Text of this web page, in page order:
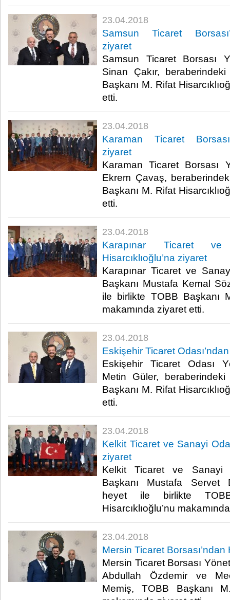
23.04.2018
Samsun Ticaret
ziyaret
Samsun Ticaret Borsası
Sinan Çakır,
Başkanı M. Rifat
etti.​
23.04.2018
Karaman Ticaret
ziyaret
Karaman Ticaret Borsası
Ekrem Çavaş,
Başkanı M. Rifat
etti.​
23.04.2018
Karapınar Ticaret ve
Hisarcıklıoğlu’na ziyaret
Karapınar Ticaret ve
Başkanı Mustafa Kemal
ile birlikte TOBB Başkanı
makamında ziyaret etti.​
23.04.2018
Eskişehir Ticaret
Eskişehir Ticaret Odası
Metin Güler,
Başkanı M. Rifat
etti.​
23.04.2018
Kelkit Ticaret ve Sanayi
ziyaret
Kelkit Ticaret ve Sanayi
Başkanı Mustafa Servet
heyet ile birlikte
Hisarcıklıoğlu’nu
23.04.2018
Mersin Ticaret Borsası’ndan
Mersin Ticaret Borsası
Abdullah Özdemir ve
Memiş, TOBB Başkanı